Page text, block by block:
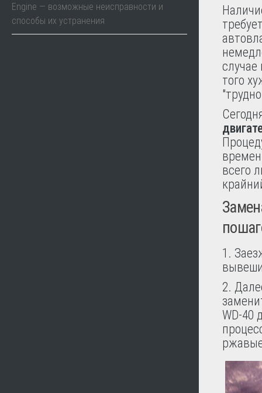
того
всего
1.
2.
WD-40
Engine — возможные неисправности и
способы их устранения